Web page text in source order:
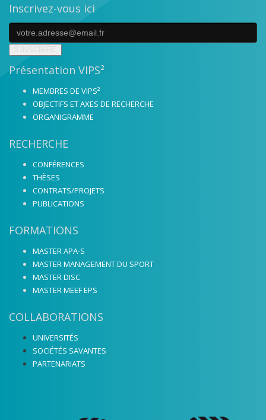
Inscrivez-vous ici
Présentation VIPS²
MEMBRES DE VIPS²
OBJECTIFS ET AXES DE RECHERCHE
ORGANIGRAMME
RECHERCHE
CONFÉRENCES
THÈSES
CONTRATS/PROJETS
PUBLICATIONS
FORMATIONS
MASTER APA-S
MASTER MANAGEMENT DU SPORT
MASTER DISC
MASTER MEEF EPS
COLLABORATIONS
UNIVERSITÉS
SOCIÉTÉS SAVANTES
PARTENARIATS